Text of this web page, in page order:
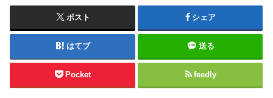
ポスト シェア
はてブ 送る
Pocket feedly